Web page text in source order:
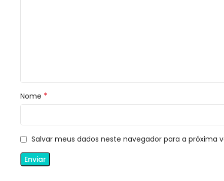
Nome *
Salvar meus dados neste navegador para a próxima